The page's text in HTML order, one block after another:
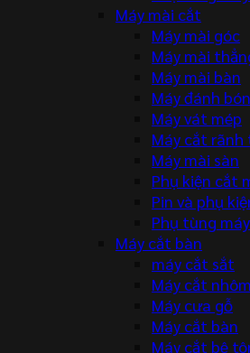
Máy mài cắt
Máy mài góc
Máy mài
Máy mài bàn
Máy đánh
Máy vát mép
Máy cắt
Máy mài sàn
Phụ kiện cắt
Pin và phụ
Phụ tùng
Máy cắt bàn
máy cắt sắt
Máy cắt nhôm
Máy cưa gỗ
Máy cắt bàn
Máy cắt bê